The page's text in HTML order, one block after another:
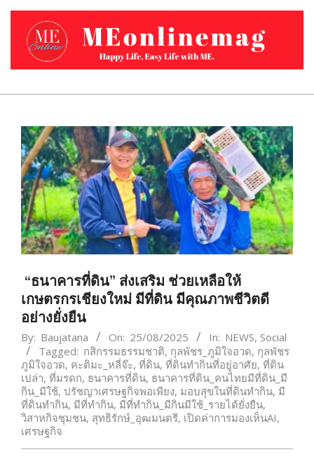
Skip
content
Primary
Menu
“ธนาคารที่ดิน” ส่งเสริม ช่วยเหลือให้
เกษตรกรเชียงใหม่ มีที่ดิน มีคุณภาพชีวิตดี
อย่างยั่งยืน
By: Baujatana On: 25/08/2025 In: NEWS, Social
Tagged: กสิกรรมธรรมชาติ, กุลพัชร_ภูมิใจอวด, กุลพัชร
ภูมิใจอวด, คะติมะ_หลี่จ๊ะ, ที่ดิน, ที่ดินทำกินที่อยู่อาศัย, ที่ดิน
เปล่า, ที่มรดก, ธนาคารที่ดิน, ธนาคารที่ดิน_คนไทยมีที่ดิน_มี
กิน_มีใช้, ปรัชญาเศรษฐกิจพอเพียง, มอบสุขในที่ดินทำกิน, มี
ที่ดินทำกิน, มีที่ทำกิน, มีที่ทำกิน_มีกินมีใช้_รายได้ยั่งยืน,
วิสาหกิจชุมชน, สุทธิรักษ์_อุฒมนตรี, เปิดค่าการมองเห็นAI,
เศรษฐกิจ